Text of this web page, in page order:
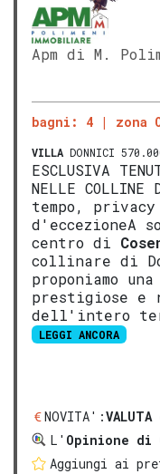
Apm di M.
bagni: 4 zona
VILLA DONNICI
ESCLUSIVA
NELLE COLLINE
tempo,
d'eccezioneA
centro di
collinare di
proponiamo
prestigiose e
dell'intero
LEGGI ANCORA
NOVITA':
L' Opinione di
Aggiungi ai